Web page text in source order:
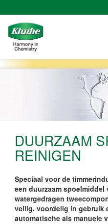
DUURZAAM
REINIGEN
Speciaal voor de
een duurzaam
watergedragen
veilig, voordelig in gebruik
automatische als manuele